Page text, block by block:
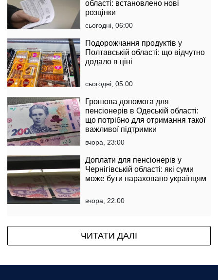
області: встановлено нові
розцінки
сьогодні, 06:00
Подорожчання продуктів у
Полтавській області: що відчутно
додало в ціні
сьогодні, 05:00
Грошова допомога для
пенсіонерів в Одеській області:
що потрібно для отримання такої
важливої підтримки
вчора, 23:00
Доплати для пенсіонерів у
Чернігівській області: які суми
може бути нараховано українцям
вчора, 22:00
ЧИТАТИ ДАЛІ